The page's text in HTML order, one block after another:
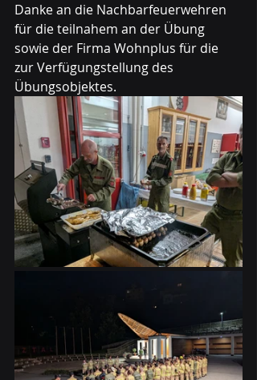
Danke an die Nachbarfeuerwehren
für die teilnahem an der Übung
sowie der Firma Wohnplus für die
zur Verfügungstellung des
Übungsobjektes.